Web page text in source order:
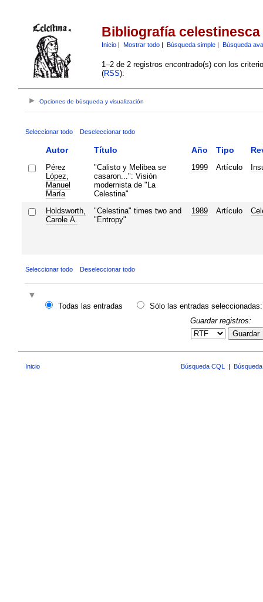
Bibliografía celestinesca
Inicio| Mostrar todo| Búsqueda simple| Búsqueda
1–2 de 2 registros encontrado(s) con los
(RSS):
Opciones de búsqueda y visualización
Seleccionar todo Deseleccionar todo
Autor Título Año Tipo
Pérez
López,
Manuel
María
"Calisto y Melibea se
casaron...": Visión
modernista de "La
Celestina"
1999 Artículo
Holdsworth,
Carole A.
"Celestina" times two and
"Entropy"
1989 Artículo
Seleccionar todo Deseleccionar todo
Todas las entradas
Sólo las entradas seleccionadas:
Guardar registros:
Guardar
Inicio Búsqueda CQL